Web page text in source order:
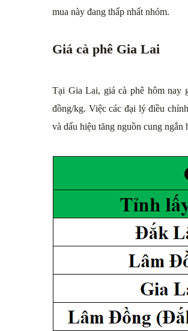
mua này đang thấp nhất nhóm.
Giá cà phê Gia Lai
Tại Gia Lai, giá cà phê hôm nay
đồng/kg. Việc các đại lý điều
và dấu hiệu tăng nguồn cung ngắn